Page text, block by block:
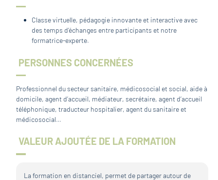
Classe virtuelle, pédagogie innovante et interactive avec
des temps d’échanges entre participants et notre
formatrice-experte.
PERSONNES CONCERNÉES
Professionnel du secteur sanitaire, médicosocial et social, aide à
domicile, agent d’accueil, médiateur, secrétaire, agent d’accueil
téléphonique, traducteur hospitalier, agent du sanitaire et
médicosocial…
VALEUR AJOUTÉE DE LA FORMATION
La formation en distanciel, permet de partager autour de